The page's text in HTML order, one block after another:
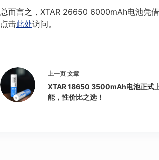
总而言之，XTAR 26650 6000mAh电池凭
点击此处访问。
上一页 文章
XTAR 18650 3500mAh电池正式
能，性价比之选！